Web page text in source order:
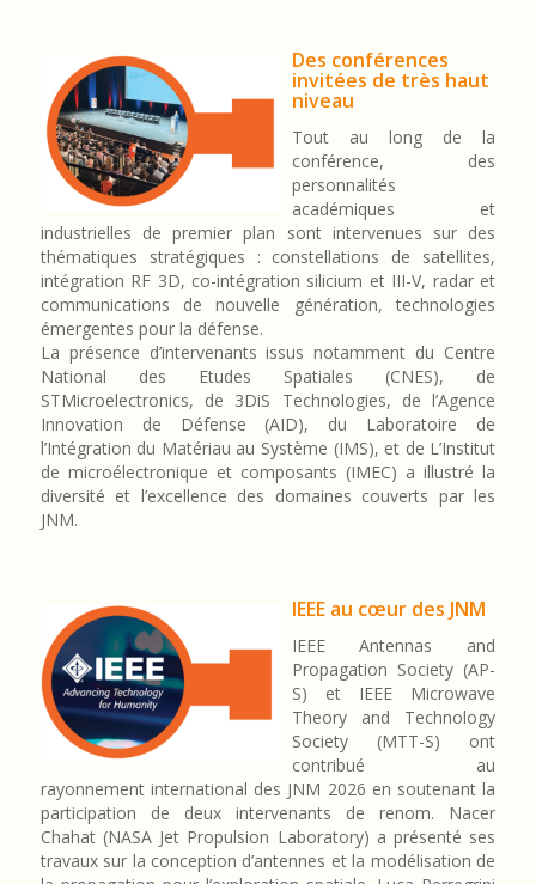
Des conférences
invitées de très haut
niveau
Tout au long de la
conférence, des
personnalités
académiques et
industrielles de premier plan sont intervenues sur des
thématiques stratégiques : constellations de satellites,
intégration RF 3D, co-intégration silicium et III-V, radar et
communications de nouvelle génération, technologies
émergentes pour la défense.
La présence d’intervenants issus notamment du Centre
National des Etudes Spatiales (CNES), de
STMicroelectronics, de 3DiS Technologies, de l’Agence
Innovation de Défense (AID), du Laboratoire de
l’Intégration du Matériau au Système (IMS), et de L’Institut
de microélectronique et composants (IMEC) a illustré la
diversité et l’excellence des domaines couverts par les
JNM.
IEEE au cœur des JNM
IEEE Antennas and
Propagation Society (AP-
S) et IEEE Microwave
Theory and Technology
Society (MTT-S) ont
contribué au
rayonnement international des JNM 2026 en soutenant la
participation de deux intervenants de renom. Nacer
Chahat (NASA Jet Propulsion Laboratory) a présenté ses
travaux sur la conception d’antennes et la modélisation de